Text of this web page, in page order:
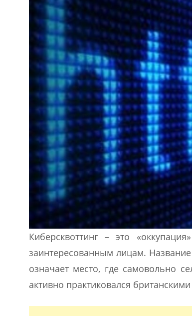
Киберсквоттинг – это
заинтересованным лицам. Название
означает место, где самовольно
активно практиковался